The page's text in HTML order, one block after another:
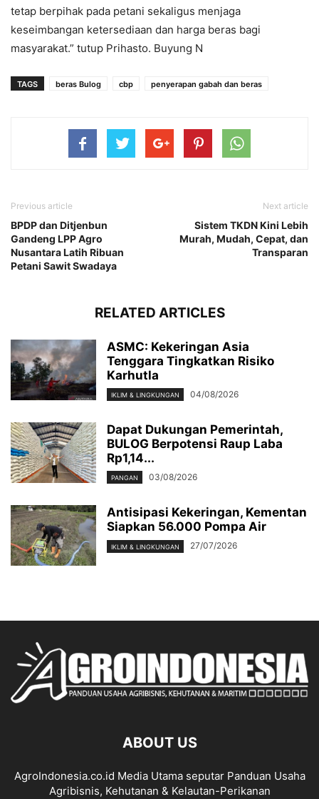
tetap berpihak pada petani sekaligus menjaga
keseimbangan ketersediaan dan harga beras bagi
masyarakat.” tutup Prihasto. Buyung N
TAGS beras Bulog cbp penyerapan gabah dan beras
Previous article
BPDP dan Ditjenbun
Gandeng LPP Agro
Nusantara Latih Ribuan
Petani Sawit Swadaya
Next article
Sistem TKDN Kini Lebih
Murah, Mudah, Cepat, dan
Transparan
RELATED ARTICLES
ASMC: Kekeringan Asia
Tenggara Tingkatkan Risiko
Karhutla
IKLIM & LINGKUNGAN 04/08/2026
Dapat Dukungan Pemerintah,
BULOG Berpotensi Raup Laba
Rp1,14...
PANGAN 03/08/2026
Antisipasi Kekeringan, Kementan
Siapkan 56.000 Pompa Air
IKLIM & LINGKUNGAN 27/07/2026
ABOUT US
AgroIndonesia.co.id Media Utama seputar Panduan Usaha
Agribisnis, Kehutanan & Kelautan-Perikanan